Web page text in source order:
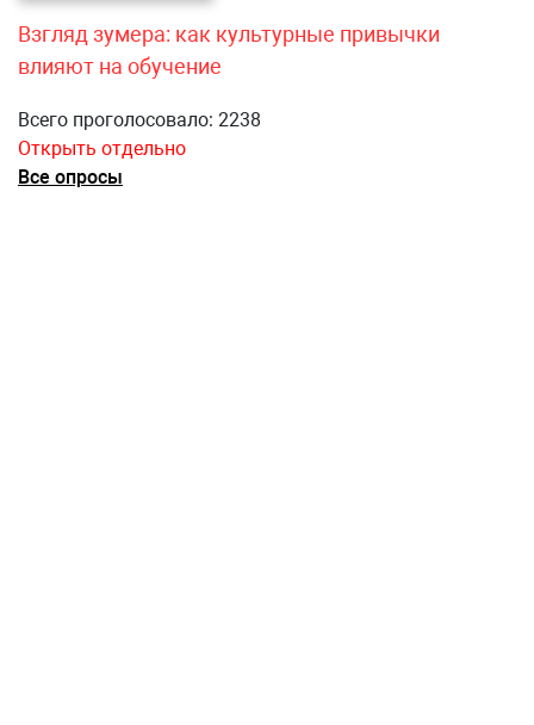
Взгляд зумера: как культурные привычки
влияют на обучение
Всего проголосовало: 2238
Открыть отдельно
Все опросы